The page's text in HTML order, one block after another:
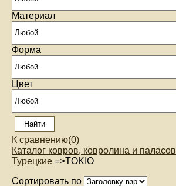
Материал
Форма
Цвет
К сравнению(0)
Каталог ковров, ковролина и паласов
Турецкие =>TOKIO
Сортировать по